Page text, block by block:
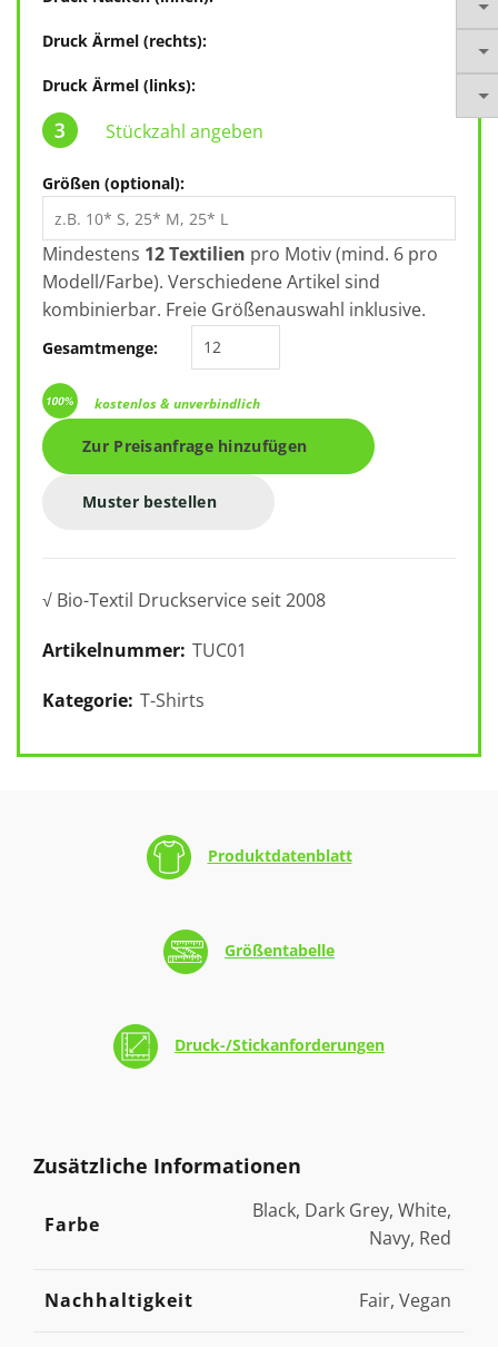
Druck Ärmel (rechts):
Druck Ärmel (links):
Stückzahl angeben
Größen (optional):
Mindestens 12 Textilien pro Motiv (mind. 6 pro
Modell/Farbe). Verschiedene Artikel sind
kombinierbar. Freie Größenauswahl inklusive.
Gesamtmenge:
kostenlos & unverbindlich
Muster bestellen
√ Bio-Textil Druckservice seit 2008
Artikelnummer: TUC01
Kategorie: T-Shirts
Produktdatenblatt
Größentabelle
Druck-/Stickanforderungen
Zusätzliche Informationen
Farbe
Black, Dark Grey, White,
Navy, Red
Nachhaltigkeit Fair, Vegan